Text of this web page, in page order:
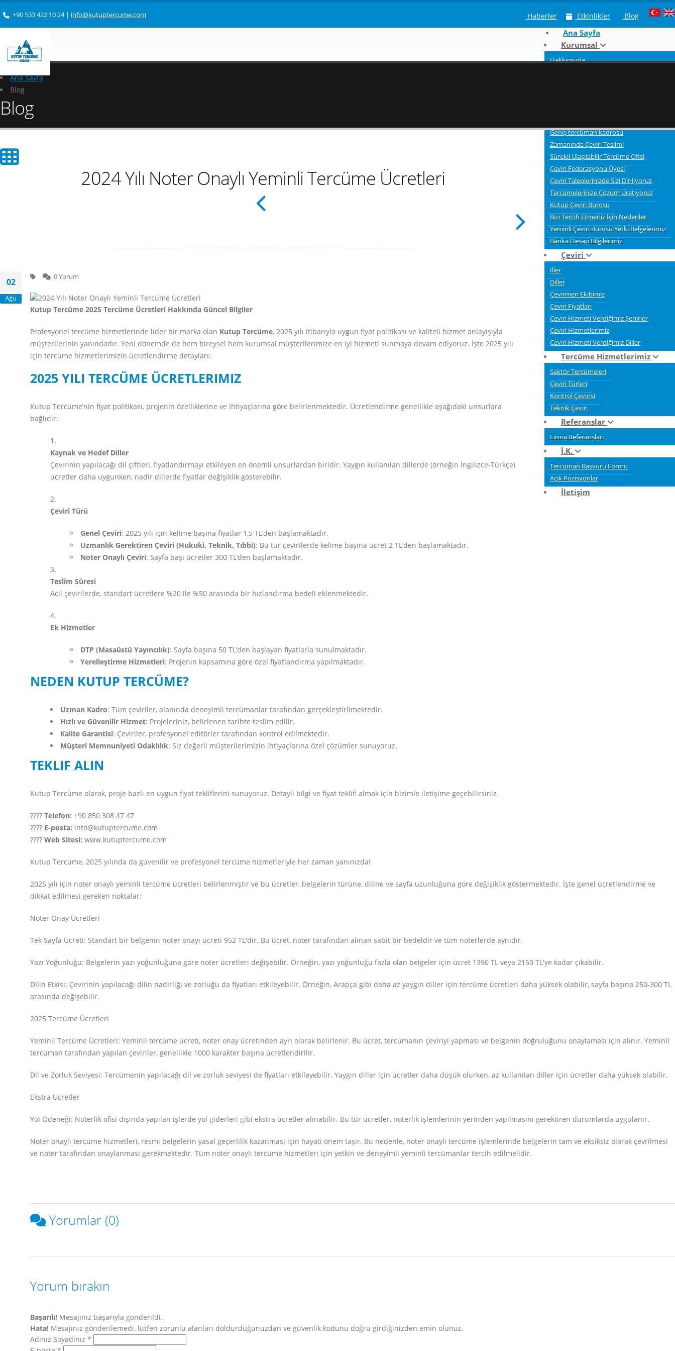
+90 533 422 10 24| info@kutuptercume.com Haberler Etkinlikler Blog
Ana Sayfa
Kurumsal
Hakkımızda
Geniş tercüman kadrosu
Zamanında Çeviri Teslimi
Sürekli Ulaşılabilir Tercüme Ofisi
Çeviri Federasyonu Üyesi
Çeviri Taleplerinizde Sizi Dinliyoruz
Tercümelerinize Çözüm Üretiyoruz
Kutup Çeviri Bürosu
Bizi Tercih Etmeniz İçin Nedenler
Yeminli Çeviri Bürosu Yetki Belgelerimiz
Banka Hesap Bilgilerimiz
Çeviri
İller
Diller
Çevirmen Ekibimiz
Çeviri Fiyatları
Çeviri Hizmeti Verdiğimiz Şehirler
Çeviri Hizmetlerimiz
Çeviri Hizmeti Verdiğimiz Diller
Tercüme Hizmetlerimiz
Sektör Tercümeleri
Çeviri Türleri
Kontrol Çevirisi
Teknik Çeviri
Referanslar
Firma Referansları
İ.K.
Tercüman Başvuru Formu
Açık Pozisyonlar
İletişim
Ana Sayfa
Blog
Blog
2024 Yılı Noter Onaylı Yeminli Tercüme Ücretleri
02
Ağu
0 Yorum
Kutup Tercüme 2025 Tercüme Ücretleri Hakkında Güncel Bilgiler
Profesyonel tercüme hizmetlerinde lider bir marka olan Kutup Tercüme, 2025 yılı itibarıyla uygun fiyat politikası ve kaliteli hizmet anlayışıyla
müşterilerinin yanındadır. Yeni dönemde de hem bireysel hem kurumsal müşterilerimize en iyi hizmeti sunmaya devam ediyoruz. İşte 2025 yılı
için tercüme hizmetlerimizin ücretlendirme detayları:
2025 YILI TERCÜME ÜCRETLERIMIZ
Kutup Tercüme’nin fiyat politikası, projenin özelliklerine ve ihtiyaçlarına göre belirlenmektedir. Ücretlendirme genellikle aşağıdaki unsurlara
bağlıdır:
Kaynak ve Hedef Diller
Çevirinin yapılacağı dil çiftleri, fiyatlandırmayı etkileyen en önemli unsurlardan biridir. Yaygın kullanılan dillerde (örneğin İngilizce-Türkçe)
ücretler daha uygunken, nadir dillerde fiyatlar değişiklik gösterebilir.
Çeviri Türü
Genel Çeviri: 2025 yılı için kelime başına fiyatlar 1,5 TL’den başlamaktadır.
Uzmanlık Gerektiren Çeviri (Hukuki, Teknik, Tıbbi): Bu tür çevirilerde kelime başına ücret 2 TL’den başlamaktadır.
Noter Onaylı Çeviri: Sayfa başı ücretler 300 TL’den başlamaktadır.
Teslim Süresi
Acil çevirilerde, standart ücretlere %20 ile %50 arasında bir hızlandırma bedeli eklenmektedir.
Ek Hizmetler
DTP (Masaüstü Yayıncılık): Sayfa başına 50 TL’den başlayan fiyatlarla sunulmaktadır.
Yerelleştirme Hizmetleri: Projenin kapsamına göre özel fiyatlandırma yapılmaktadır.
NEDEN KUTUP TERCÜME?
Uzman Kadro: Tüm çeviriler, alanında deneyimli tercümanlar tarafından gerçekleştirilmektedir.
Hızlı ve Güvenilir Hizmet: Projeleriniz, belirlenen tarihte teslim edilir.
Kalite Garantisi: Çeviriler, profesyonel editörler tarafından kontrol edilmektedir.
Müşteri Memnuniyeti Odaklılık: Siz değerli müşterilerimizin ihtiyaçlarına özel çözümler sunuyoruz.
TEKLIF ALIN
Kutup Tercüme olarak, proje bazlı en uygun fiyat tekliflerini sunuyoruz. Detaylı bilgi ve fiyat teklifi almak için bizimle iletişime geçebilirsiniz.
???? Telefon: +90 850 308 47 47
???? E-posta: info@kutuptercume.com
???? Web Sitesi: www.kutuptercume.com
Kutup Tercüme, 2025 yılında da güvenilir ve profesyonel tercüme hizmetleriyle her zaman yanınızda!
2025 yılı için noter onaylı yeminli tercüme ücretleri belirlenmiştir ve bu ücretler, belgelerin türüne, diline ve sayfa uzunluğuna göre değişiklik göstermektedir. İşte genel ücretlendirme ve
dikkat edilmesi gereken noktalar:
Noter Onay Ücretleri
Tek Sayfa Ücreti: Standart bir belgenin noter onayı ücreti 952 TL'dir. Bu ücret, noter tarafından alınan sabit bir bedeldir ve tüm noterlerde aynıdır.
Yazı Yoğunluğu: Belgelerin yazı yoğunluğuna göre noter ücretleri değişebilir. Örneğin, yazı yoğunluğu fazla olan belgeler için ücret 1390 TL veya 2150 TL'ye kadar çıkabilir.
Dilin Etkisi: Çevirinin yapılacağı dilin nadirliği ve zorluğu da fiyatları etkileyebilir. Örneğin, Arapça gibi daha az yaygın diller için tercüme ücretleri daha yüksek olabilir, sayfa başına 250-300 TL
arasında değişebilir​.
2025 Tercüme Ücretleri
Yeminli Tercüme Ücretleri: Yeminli tercüme ücreti, noter onay ücretinden ayrı olarak belirlenir. Bu ücret, tercümanın çeviriyi yapması ve belgenin doğruluğunu onaylaması için alınır. Yeminli
tercüman tarafından yapılan çeviriler, genellikle 1000 karakter başına ücretlendirilir.
Dil ve Zorluk Seviyesi: Tercümenin yapılacağı dil ve zorluk seviyesi de fiyatları etkileyebilir. Yaygın diller için ücretler daha düşük olurken, az kullanılan diller için ücretler daha yüksek olabilir.
Ekstra Ücretler
Yol Ödeneği: Noterlik ofisi dışında yapılan işlerde yol giderleri gibi ekstra ücretler alınabilir. Bu tür ücretler, noterlik işlemlerinin yerinden yapılmasını gerektiren durumlarda uygulanır.
Noter onaylı tercüme hizmetleri, resmi belgelerin yasal geçerlilik kazanması için hayati önem taşır. Bu nedenle, noter onaylı tercüme işlemlerinde belgelerin tam ve eksiksiz olarak çevrilmesi
ve noter tarafından onaylanması gerekmektedir. Tüm noter onaylı tercüme hizmetleri için yetkin ve deneyimli yeminli tercümanlar tercih edilmelidir​.
Yorumlar (0)
Yorum bırakın
Başarılı! Mesajınız başarıyla gönderildi.
Hata! Mesajınız gönderilemedi, lütfen zorunlu alanları doldurduğunuzdan ve güvenlik kodunu doğru girdiğinizden emin olunuz.
Adınız Soyadınız *